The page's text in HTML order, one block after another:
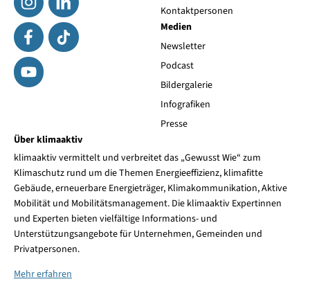
Kontaktpersonen
Medien
Newsletter
Podcast
Bildergalerie
Infografiken
Presse
Über klimaaktiv
klimaaktiv vermittelt und verbreitet das „Gewusst Wie“ zum
Klimaschutz rund um die Themen Energieeffizienz, klimafitte
Gebäude, erneuerbare Energieträger, Klimakommunikation, Aktive
Mobilität und Mobilitätsmanagement. Die klimaaktiv Expertinnen
und Experten bieten vielfältige Informations- und
Unterstützungsangebote für Unternehmen, Gemeinden und
Privatpersonen.
Mehr erfahren